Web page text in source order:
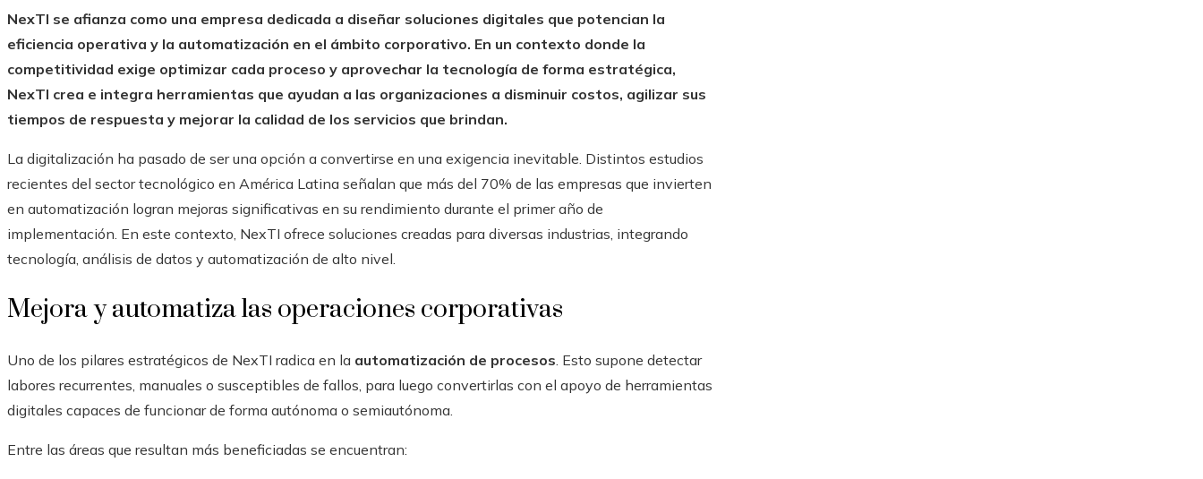
NexTI se afianza como una empresa dedicada a diseñar soluciones digitales que potencian la
eficiencia operativa y la automatización en el ámbito corporativo. En un contexto donde la
competitividad exige optimizar cada proceso y aprovechar la tecnología de forma estratégica,
NexTI crea e integra herramientas que ayudan a las organizaciones a disminuir costos, agilizar sus
tiempos de respuesta y mejorar la calidad de los servicios que brindan.
La digitalización ha pasado de ser una opción a convertirse en una exigencia inevitable. Distintos estudios
recientes del sector tecnológico en América Latina señalan que más del 70% de las empresas que invierten
en automatización logran mejoras significativas en su rendimiento durante el primer año de
implementación. En este contexto, NexTI ofrece soluciones creadas para diversas industrias, integrando
tecnología, análisis de datos y automatización de alto nivel.
Mejora y automatiza las operaciones corporativas
Uno de los pilares estratégicos de NexTI radica en la automatización de procesos. Esto supone detectar
labores recurrentes, manuales o susceptibles de fallos, para luego convertirlas con el apoyo de herramientas
digitales capaces de funcionar de forma autónoma o semiautónoma.
Entre las áreas que resultan más beneficiadas se encuentran: